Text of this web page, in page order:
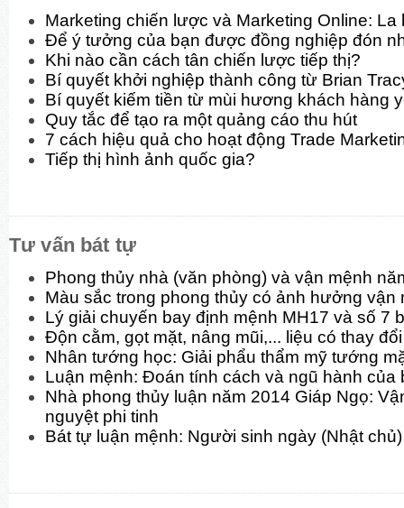
Marketing chiến lược và Marketing Online: La
Để ý tưởng của bạn được đồng nghiệp đón
Khi nào cần cách tân chiến lược tiếp thị?
Bí quyết khởi nghiệp thành công từ Brian
Bí quyết kiếm tiền từ mùi hương khách hàng
Quy tắc để tạo ra một quảng cáo thu hút
7 cách hiệu quả cho hoạt động Trade
Tiếp thị hình ảnh quốc gia?
Tư vấn bát tự
Phong thủy nhà (văn phòng) và vận mệnh
Màu sắc trong phong thủy có ảnh hưởng vận
Lý giải chuyến bay định mệnh MH17 và số 7
Độn cằm, gọt mặt, nâng mũi,... liệu có thay
Nhân tướng học: Giải phẩu thẩm mỹ tướng
Luận mệnh: Đoán tính cách và ngũ hành của
Nhà phong thủy luận năm 2014 Giáp Ngọ:
nguyệt phi tinh
Bát tự luận mệnh: Người sinh ngày (Nhật